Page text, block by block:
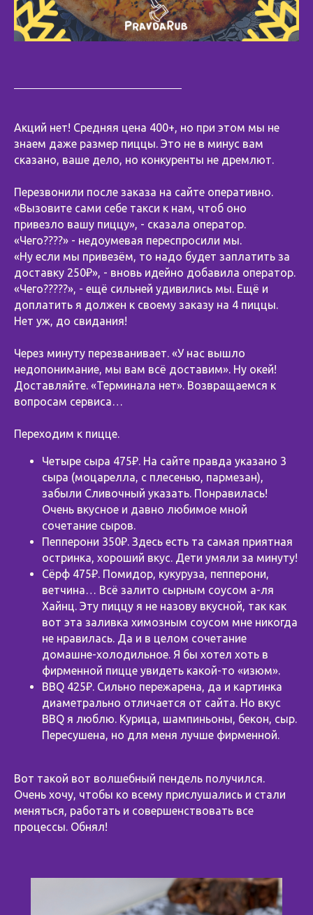
Акций нет! Средняя цена 400+, но при этом мы не
знаем даже размер пиццы. Это не в минус вам
сказано, ваше дело, но конкуренты не дремлют.
Перезвонили после заказа на сайте оперативно.
«Вызовите сами себе такси к нам, чтоб оно
привезло вашу пиццу», - сказала оператор.
«Чего????» - недоумевая переспросили мы.
«Ну если мы привезём, то надо будет заплатить за
доставку 250₽», - вновь идейно добавила оператор.
«Чего?????», - ещё сильней удивились мы. Ещё и
доплатить я должен к своему заказу на 4 пиццы.
Нет уж, до свидания!
Через минуту перезванивает. «У нас вышло
недопонимание, мы вам всё доставим». Ну окей!
Доставляйте. «Терминала нет». Возвращаемся к
вопросам сервиса…
Переходим к пицце.
Четыре сыра 475₽. На сайте правда указано 3
сыра (моцарелла, с плесенью, пармезан),
забыли Сливочный указать. Понравилась!
Очень вкусное и давно любимое мной
сочетание сыров.
Пепперони 350₽. Здесь есть та самая приятная
остринка, хороший вкус. Дети умяли за минуту!
Сёрф 475₽. Помидор, кукуруза, пепперони,
ветчина… Всё залито сырным соусом а-ля
Хайнц. Эту пиццу я не назову вкусной, так как
вот эта заливка химозным соусом мне никогда
не нравилась. Да и в целом сочетание
домашне-холодильное. Я бы хотел хоть в
фирменной пицце увидеть какой-то «изюм».
BBQ 425₽. Сильно пережарена, да и картинка
диаметрально отличается от сайта. Но вкус
BBQ я люблю. Курица, шампиньоны, бекон, сыр.
Пересушена, но для меня лучше фирменной.
Вот такой вот волшебный пендель получился.
Очень хочу, чтобы ко всему прислушались и стали
меняться, работать и совершенствовать все
процессы. Обнял!